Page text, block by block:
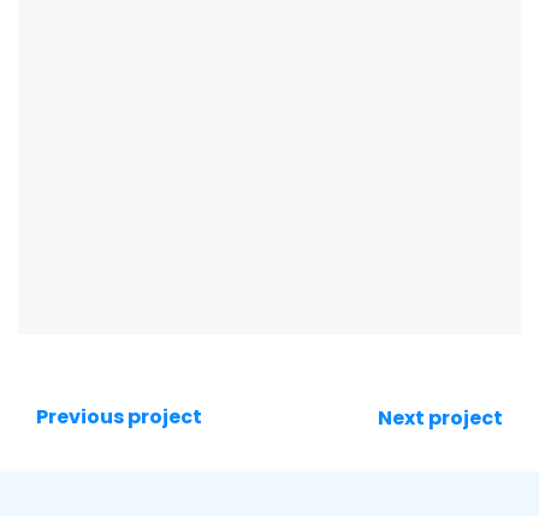
Previous project Next project